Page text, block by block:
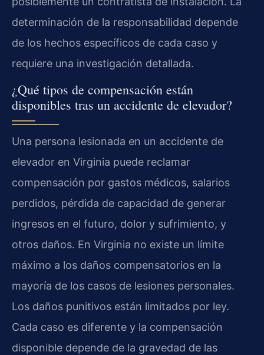
determinación de la responsabilidad depende
de los hechos específicos de cada caso y
requiere una investigación detallada.
¿Qué tipos de compensación están
disponibles tras un accidente de elevador?
Una persona lesionada en un accidente de
elevador en Virginia puede reclamar
compensación por gastos médicos, salarios
perdidos, pérdida de capacidad de generar
ingresos en el futuro, dolor y sufrimiento, y
otros daños. En Virginia no existe un límite
máximo a los daños compensatorios en la
mayoría de los casos de lesiones personales.
Los daños punitivos están limitados por ley.
Cada caso es diferente y la compensación
disponible depende de la gravedad de las